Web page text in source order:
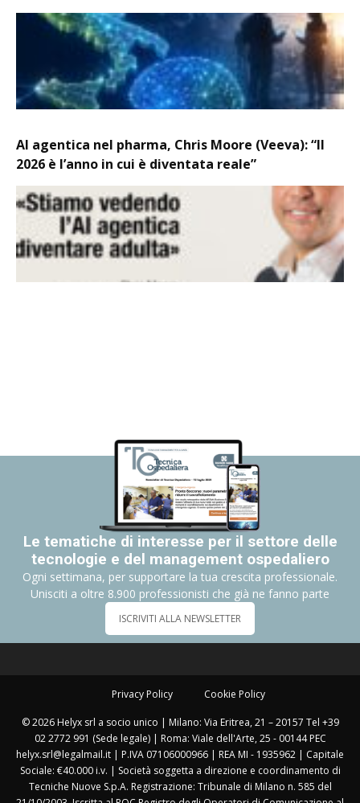
AI agentica nel pharma, Chris Moore (Veeva): “Il
2026 è l’anno in cui è diventata reale”
Le tematiche di interesse per il settore delle
tecnologie e del management ospedaliero
Ogni settimana, per supportare la tua crescita professionale.
Unisciti a oltre 8.900 professionisti che già ne fanno parte
ISCRIVITI ALLA NEWSLETTER
Privacy Policy Cookie Policy
© 2026 Helyx srl a socio unico | Milano: Via Eritrea, 21 – 20157 Tel +39
02 2772 991 (Sede legale) | Roma: Viale dell'Arte, 25 - 00144 PEC
helyx.srl@legalmail.it | P.IVA 07106000966 | REA MI - 1935962 | Capitale
Sociale: €40.000 i.v. | Società soggetta a direzione e coordinamento di
Tecniche Nuove S.p.A. Registrazione: Tribunale di Milano n. 585 del